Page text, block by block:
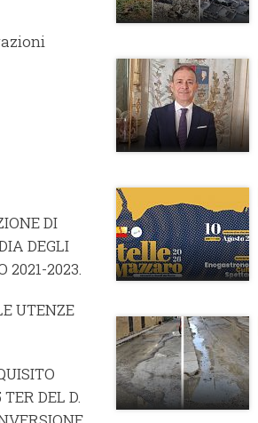
DI
DEGLI
2021-2023.
UTENZE
DEL D.